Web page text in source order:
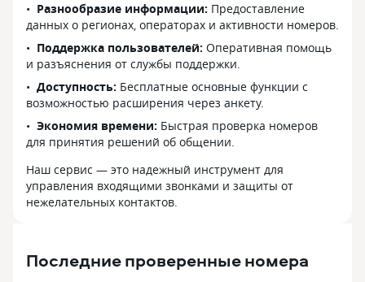
Разнообразие информации: Предоставление
данных о регионах, операторах и активности номеров.
Поддержка пользователей: Оперативная помощь
и разъяснения от службы поддержки.
Доступность: Бесплатные основные функции с
возможностью расширения через анкету.
Экономия времени: Быстрая проверка номеров
для принятия решений об общении.
Наш сервис — это надежный инструмент для
управления входящими звонками и защиты от
нежелательных контактов.
Последние проверенные номера